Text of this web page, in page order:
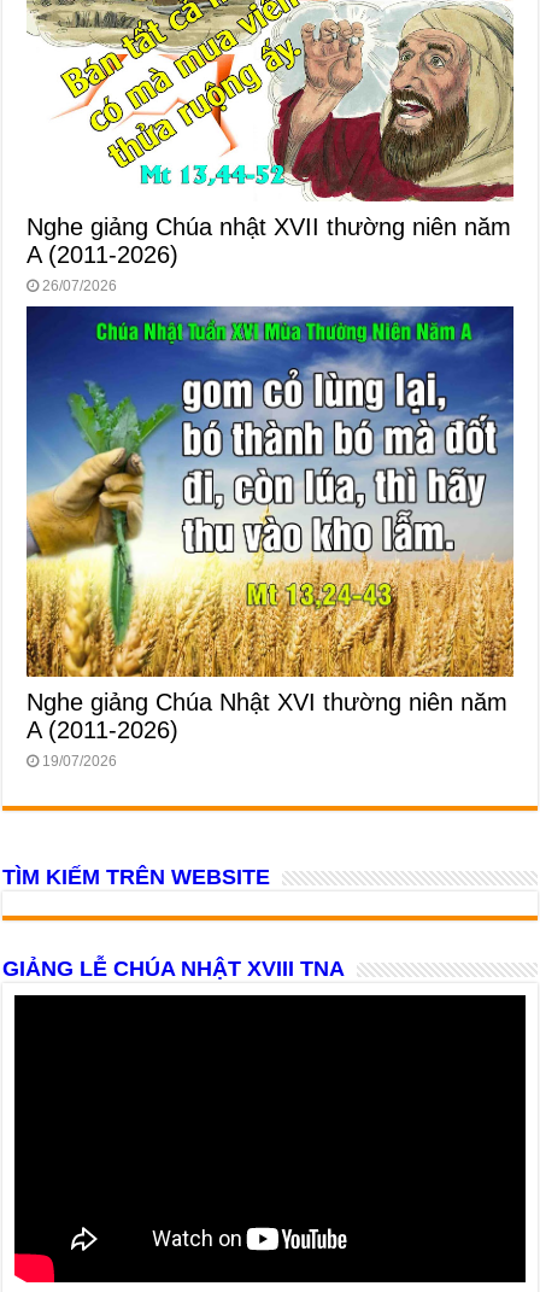
Nghe giảng Chúa nhật XVII thường niên năm
A (2011-2026)
26/07/2026
Nghe giảng Chúa Nhật XVI thường niên năm
A (2011-2026)
19/07/2026
TÌM KIẾM TRÊN WEBSITE
GIẢNG LỄ CHÚA NHẬT XVIII TNA